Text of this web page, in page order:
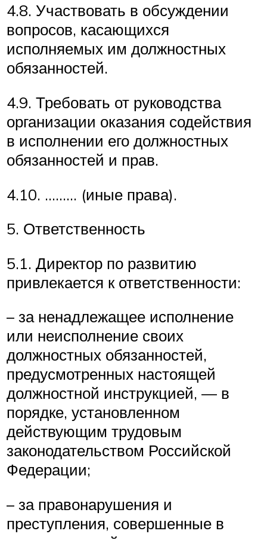
4.8. Участвовать в обсуждении
вопросов, касающихся
исполняемых им должностных
обязанностей.
4.9. Требовать от руководства
организации оказания содействия
в исполнении его должностных
обязанностей и прав.
4.10. ……… (иные права).
5. Ответственность
5.1. Директор по развитию
привлекается к ответственности:
– за ненадлежащее исполнение
или неисполнение своих
должностных обязанностей,
предусмотренных настоящей
должностной инструкцией, — в
порядке, установленном
действующим трудовым
законодательством Российской
Федерации;
– за правонарушения и
преступления, совершенные в